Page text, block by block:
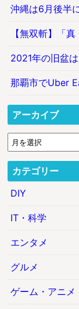
沖縄は6月後半
【無双斬】「
2021年の旧盆
那覇市でUber
アーカイブ
カテゴリー
DIY
IT・科学
エンタメ
グルメ
ゲーム・アニメ